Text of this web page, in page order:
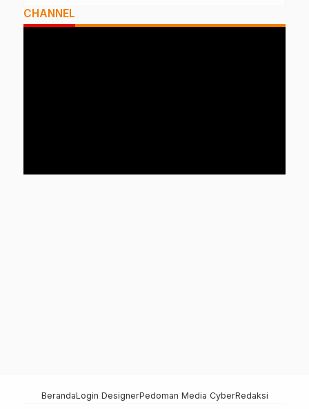
CHANNEL
BerandaLogin DesignerPedoman Media CyberRedaksi